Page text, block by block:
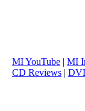
MI YouTube | MI
CD Reviews |